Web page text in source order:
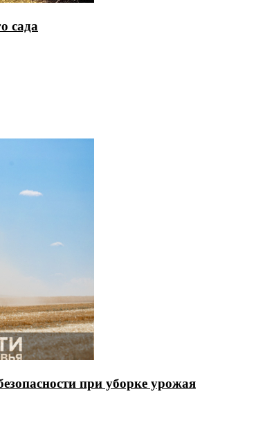
сада
при уборке урожая